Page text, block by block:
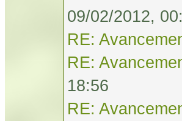
09/02/2012,
RE:
RE:
18:56
RE: